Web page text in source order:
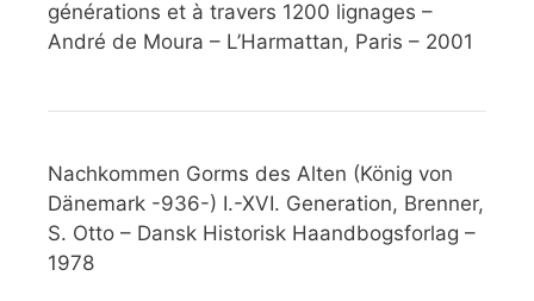
générations et à travers 1200 lignages –
André de Moura – L’Harmattan, Paris – 2001
Nachkommen Gorms des Alten (König von
Dänemark -936-) I.-XVI. Generation, Brenner,
S. Otto – Dansk Historisk Haandbogsforlag –
1978